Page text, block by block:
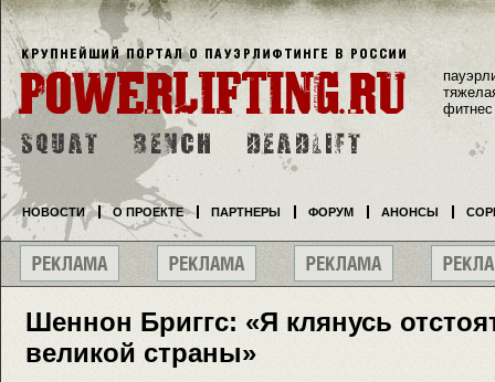
Шеннон Бриггс: «Я клянусь
великой страны»
фитнес
НОВОСТИ О ПРОЕКТЕ ПАРТНЕРЫ ФОРУМ АНОНСЫ